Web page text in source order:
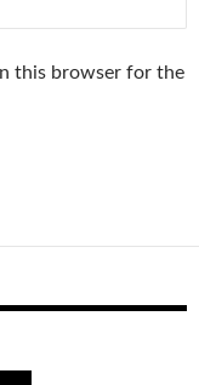
this browser for the